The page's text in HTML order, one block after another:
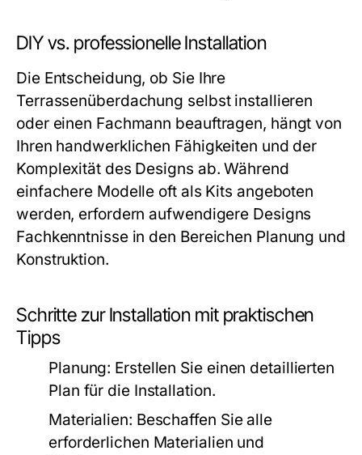
DIY vs. professionelle Installation
Die Entscheidung, ob Sie Ihre
Terrassenüberdachung selbst installieren
oder einen Fachmann beauftragen, hängt von
Ihren handwerklichen Fähigkeiten und der
Komplexität des Designs ab. Während
einfachere Modelle oft als Kits angeboten
werden, erfordern aufwendigere Designs
Fachkenntnisse in den Bereichen Planung und
Konstruktion.
Schritte zur Installation mit praktischen
Tipps
Planung: Erstellen Sie einen detaillierten
Plan für die Installation.
Materialien: Beschaffen Sie alle
erforderlichen Materialien und